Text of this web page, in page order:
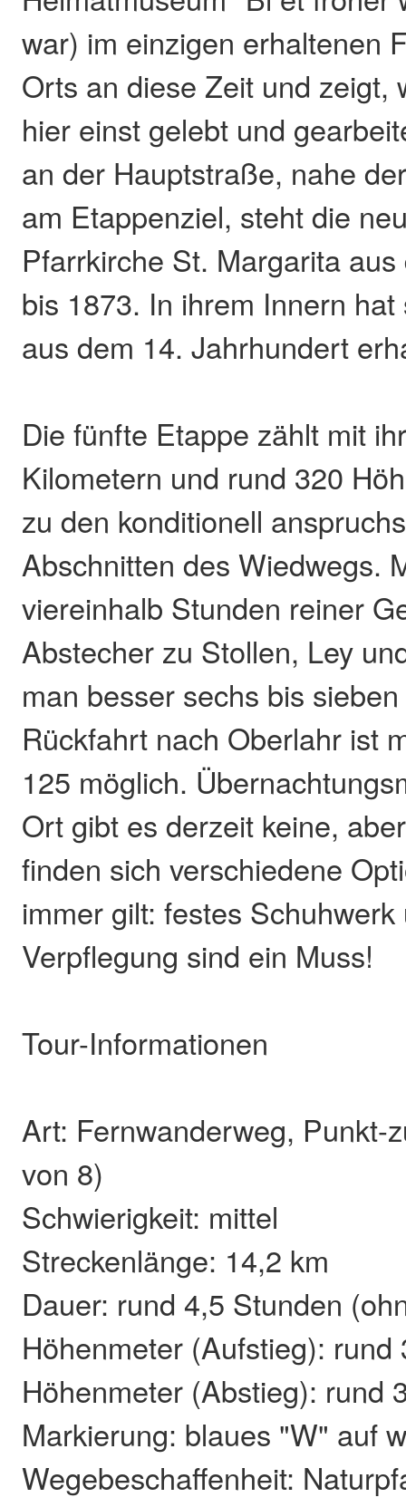
war) im einzigen erhaltenen
Orts an diese Zeit und zeigt,
hier einst gelebt und
an der Hauptstraße, nahe
am Etappenziel, steht die
Pfarrkirche St. Margarita
bis 1873. In ihrem Innern
aus dem 14. Jahrhundert
Die fünfte Etappe zählt mit
Kilometern und rund 320
zu den konditionell
Abschnitten des Wiedwegs.
viereinhalb Stunden reiner
Abstecher zu Stollen, Ley
man besser sechs bis
Rückfahrt nach Oberlahr ist
125 möglich.
Ort gibt es derzeit keine,
finden sich verschiedene
immer gilt: festes
Verpflegung sind ein Muss!
Tour-Informationen
Art: Fernwanderweg, Punkt-
von 8)
Schwierigkeit: mittel
Streckenlänge: 14,2 km
Dauer: rund 4,5 Stunden
Höhenmeter (Aufstieg): rund
Höhenmeter (Abstieg): rund
Markierung: blaues "W" auf
Wegebeschaffenheit: